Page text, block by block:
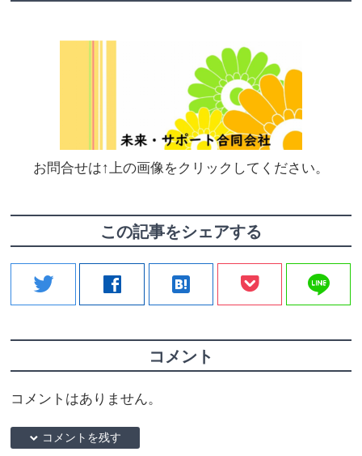
お問合せは↑上の画像をクリックしてください。
この記事をシェアする
twitter facebook hatenabookmark line
コメント
コメントはありません。
down コメントを残す